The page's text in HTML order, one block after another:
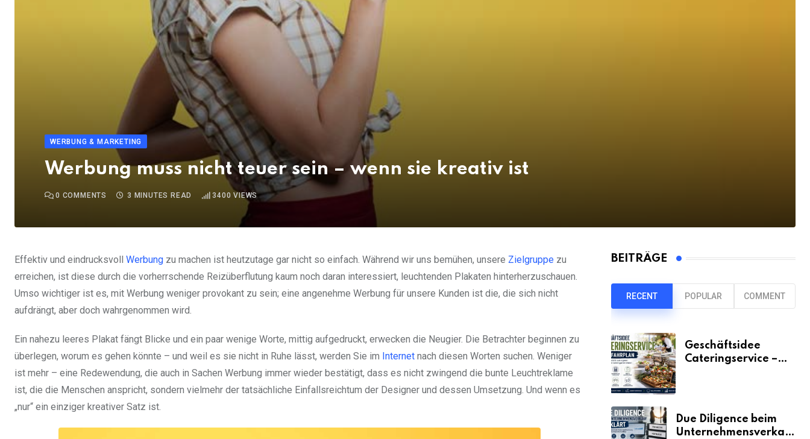
WERBUNG & MARKETING
Werbung muss nicht teuer sein – wenn sie kreativ ist
0 COMMENTS 3 MINUTES READ 3400 VIEWS
Effektiv und eindrucksvoll Werbung zu machen ist heutzutage gar nicht so einfach. Während wir uns bemühen, unsere Zielgruppe zu
erreichen, ist diese durch die vorherrschende Reizüberflutung kaum noch daran interessiert, leuchtenden Plakaten hinterherzuschauen.
Umso wichtiger ist es, mit Werbung weniger provokant zu sein; eine angenehme Werbung für unsere Kunden ist die, die sich nicht
aufdrängt, aber doch wahrgenommen wird.
Ein nahezu leeres Plakat fängt Blicke und ein paar wenige Worte, mittig aufgedruckt, erwecken die Neugier. Die Betrachter beginnen zu
überlegen, worum es gehen könnte – und weil es sie nicht in Ruhe lässt, werden Sie im Internet nach diesen Worten suchen. Weniger
ist mehr – eine Redewendung, die auch in Sachen Werbung immer wieder bestätigt, dass es nicht zwingend die bunte Leuchtreklame
ist, die die Menschen anspricht, sondern vielmehr der tatsächliche Einfallsreichtum der Designer und dessen Umsetzung. Und wenn es
„nur“ ein einziger kreativer Satz ist.
BEITRÄGE
RECENT POPULAR COMMENT
Geschäftsidee
Cateringservice –
Due Diligence beim
Unternehmensverkauf